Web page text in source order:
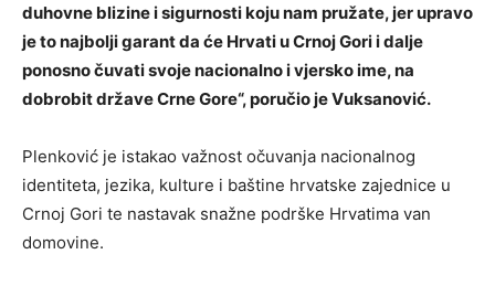
duhovne blizine i sigurnosti koju nam pružate, jer upravo
je to najbolji garant da će Hrvati u Crnoj Gori i dalje
ponosno čuvati svoje nacionalno i vjersko ime, na
dobrobit države Crne Gore“, poručio je Vuksanović.
Plenković je istakao važnost očuvanja nacionalnog
identiteta, jezika, kulture i baštine hrvatske zajednice u
Crnoj Gori te nastavak snažne podrške Hrvatima van
domovine.